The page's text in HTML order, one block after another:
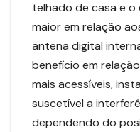
telhado de casa e
maior em relação
antena digital
benefício em
mais acessíveis,
suscetível a
dependendo do